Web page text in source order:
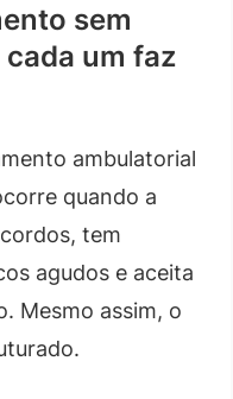
sem
um faz
ambulatorial
quando a
tem
agudos e aceita
Mesmo assim, o